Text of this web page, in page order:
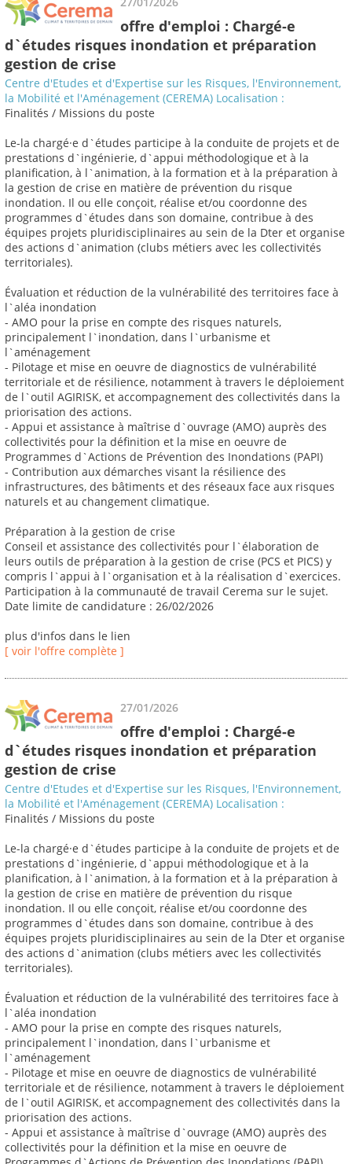
offre d'emploi : Chargé-e
d`études risques inondation et préparation
gestion de crise
Centre d'Etudes et d'Expertise sur les Risques, l'Environnement,
la Mobilité et l'Aménagement (CEREMA) Localisation :
Finalités / Missions du poste
Le-la chargé·e d`études participe à la conduite de projets et de
prestations d`ingénierie, d`appui méthodologique et à la
planification, à l`animation, à la formation et à la préparation à
la gestion de crise en matière de prévention du risque
inondation. Il ou elle conçoit, réalise et/ou coordonne des
programmes d`études dans son domaine, contribue à des
équipes projets pluridisciplinaires au sein de la Dter et organise
des actions d`animation (clubs métiers avec les collectivités
territoriales).
Évaluation et réduction de la vulnérabilité des territoires face à
l`aléa inondation
- AMO pour la prise en compte des risques naturels,
principalement l`inondation, dans l`urbanisme et
l`aménagement
- Pilotage et mise en oeuvre de diagnostics de vulnérabilité
territoriale et de résilience, notamment à travers le déploiement
de l`outil AGIRISK, et accompagnement des collectivités dans la
priorisation des actions.
- Appui et assistance à maîtrise d`ouvrage (AMO) auprès des
collectivités pour la définition et la mise en oeuvre de
Programmes d`Actions de Prévention des Inondations (PAPI)
- Contribution aux démarches visant la résilience des
infrastructures, des bâtiments et des réseaux face aux risques
naturels et au changement climatique.
Préparation à la gestion de crise
Conseil et assistance des collectivités pour l`élaboration de
leurs outils de préparation à la gestion de crise (PCS et PICS) y
compris l`appui à l`organisation et à la réalisation d`exercices.
Participation à la communauté de travail Cerema sur le sujet.
Date limite de candidature : 26/02/2026
plus d'infos dans le lien
[ voir l'offre complète ]
27/01/2026
offre d'emploi : Chargé-e
d`études risques inondation et préparation
gestion de crise
Centre d'Etudes et d'Expertise sur les Risques, l'Environnement,
la Mobilité et l'Aménagement (CEREMA) Localisation :
Finalités / Missions du poste
Le-la chargé·e d`études participe à la conduite de projets et de
prestations d`ingénierie, d`appui méthodologique et à la
planification, à l`animation, à la formation et à la préparation à
la gestion de crise en matière de prévention du risque
inondation. Il ou elle conçoit, réalise et/ou coordonne des
programmes d`études dans son domaine, contribue à des
équipes projets pluridisciplinaires au sein de la Dter et organise
des actions d`animation (clubs métiers avec les collectivités
territoriales).
Évaluation et réduction de la vulnérabilité des territoires face à
l`aléa inondation
- AMO pour la prise en compte des risques naturels,
principalement l`inondation, dans l`urbanisme et
l`aménagement
- Pilotage et mise en oeuvre de diagnostics de vulnérabilité
territoriale et de résilience, notamment à travers le déploiement
de l`outil AGIRISK, et accompagnement des collectivités dans la
priorisation des actions.
- Appui et assistance à maîtrise d`ouvrage (AMO) auprès des
collectivités pour la définition et la mise en oeuvre de